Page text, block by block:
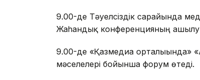
9.00-де Тәуелсіздік сарайында
Жаһандық конференцияның
9.00-де «Қазмедиа орталығында»
мәселелері бойынша форум өтеді.